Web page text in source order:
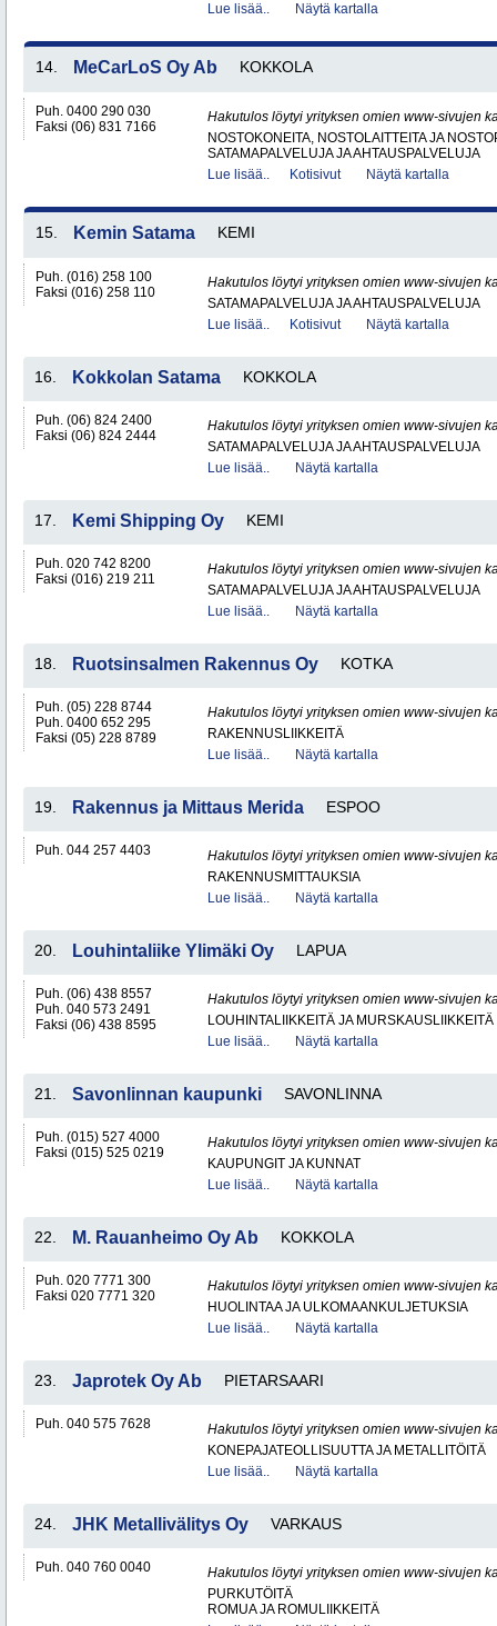
Lue lisää..
Näytä kartalla
14. MeCarLoS Oy Ab KOKKOLA
Puh. 0400 290 030
Faksi (06) 831 7166
Hakutulos löytyi yrityksen omien www-sivujen
NOSTOKONEITA, NOSTOLAITTEITA JA
SATAMAPALVELUJA JA AHTAUSPALVELUJA
Lue lisää..
Kotisivut Näytä kartalla
15. Kemin Satama KEMI
Puh. (016) 258 100
Faksi (016) 258 110
Hakutulos löytyi yrityksen omien www-sivujen
SATAMAPALVELUJA JA AHTAUSPALVELUJA
Lue lisää..
Kotisivut Näytä kartalla
16. Kokkolan Satama KOKKOLA
Puh. (06) 824 2400
Faksi (06) 824 2444
Hakutulos löytyi yrityksen omien www-sivujen
SATAMAPALVELUJA JA AHTAUSPALVELUJA
Lue lisää..
Näytä kartalla
17. Kemi Shipping Oy KEMI
Puh. 020 742 8200
Faksi (016) 219 211
Hakutulos löytyi yrityksen omien www-sivujen
SATAMAPALVELUJA JA AHTAUSPALVELUJA
Lue lisää..
Näytä kartalla
18. Ruotsinsalmen Rakennus Oy KOTKA
Puh. (05) 228 8744
Puh. 0400 652 295
Faksi (05) 228 8789
Hakutulos löytyi yrityksen omien www-sivujen
RAKENNUSLIIKKEITÄ
Lue lisää..
Näytä kartalla
19. Rakennus ja Mittaus Merida ESPOO
Puh. 044 257 4403
Hakutulos löytyi yrityksen omien www-sivujen
RAKENNUSMITTAUKSIA
Lue lisää..
Näytä kartalla
20. Louhintaliike Ylimäki Oy LAPUA
Puh. (06) 438 8557
Puh. 040 573 2491
Faksi (06) 438 8595
Hakutulos löytyi yrityksen omien www-sivujen
LOUHINTALIIKKEITÄ JA MURSKAUSLIIKKEITÄ
Lue lisää..
Näytä kartalla
21. Savonlinnan kaupunki SAVONLINNA
Puh. (015) 527 4000
Faksi (015) 525 0219
Hakutulos löytyi yrityksen omien www-sivujen
KAUPUNGIT JA KUNNAT
Lue lisää..
Näytä kartalla
22. M. Rauanheimo Oy Ab KOKKOLA
Puh. 020 7771 300
Faksi 020 7771 320
Hakutulos löytyi yrityksen omien www-sivujen
HUOLINTAA JA ULKOMAANKULJETUKSIA
Lue lisää..
Näytä kartalla
23. Japrotek Oy Ab PIETARSAARI
Puh. 040 575 7628
Hakutulos löytyi yrityksen omien www-sivujen
KONEPAJATEOLLISUUTTA JA METALLITÖITÄ
Lue lisää..
Näytä kartalla
24. JHK Metallivälitys Oy VARKAUS
Puh. 040 760 0040
Hakutulos löytyi yrityksen omien www-sivujen
PURKUTÖITÄ
ROMUA JA ROMULIIKKEITÄ